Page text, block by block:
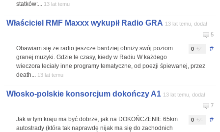
statków:... 13 lat temu
Właściciel RMF Maxxx wykupił Radio GRA 13 lat temu, dodał
5
#
0
Obawiam się że radio jeszcze bardziej obniży swój poziom
granej muzyki. Gdzie te czasy, kiedy w Radiu W każdego
wieczora leciały inne programy tematyczne, od poezji śpiewanej, przez
death... 13 lat temu
Włosko-polskie konsorcjum dokończy A1 13 lat temu, dodał
7
#
0
Jak w tym kraju ma być dobrze, jak na DOKOŃCZENIE 65km
autostrady (która tak naprawdę nijak ma się do zachodnich